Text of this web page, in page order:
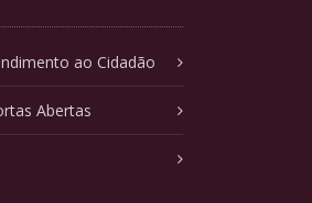
ao Cidadão
Abertas